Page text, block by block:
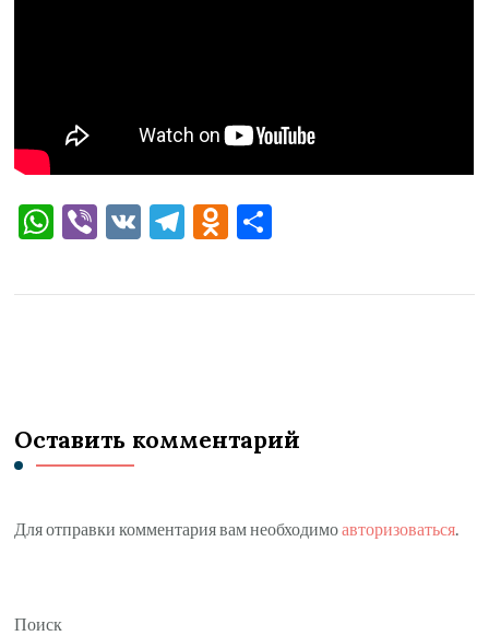
WhatsApp
Viber
VK Telegram
Odnoklassniki
Оставить комментарий
Для отправки комментария вам необходимоавторизоваться.
Поиск